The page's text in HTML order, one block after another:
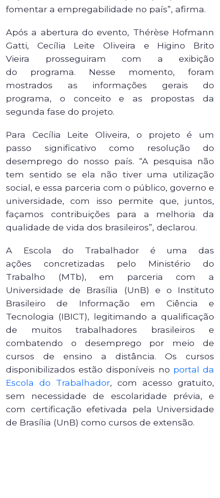
fomentar a empregabilidade no país”, afirma.
Após a abertura do evento, Thérèse Hofmann
Gatti, Cecília Leite Oliveira e Higino Brito
Vieira prosseguiram com a exibição
do programa. Nesse momento, foram
mostrados as informações gerais do
programa, o conceito e as propostas da
segunda fase do projeto.
Para Cecília Leite Oliveira, o projeto é um
passo significativo como resolução do
desemprego do nosso país. “A pesquisa não
tem sentido se ela não tiver uma utilização
social, e essa parceria com o público, governo e
universidade, com isso permite que, juntos,
façamos contribuições para a melhoria da
qualidade de vida dos brasileiros”, declarou.
A Escola do Trabalhador é uma das
ações concretizadas pelo Ministério do
Trabalho (MTb), em parceria com a
Universidade de Brasília (UnB) e o Instituto
Brasileiro de Informação em Ciência e
Tecnologia (IBICT), legitimando a qualificação
de muitos trabalhadores brasileiros e
combatendo o desemprego por meio de
cursos de ensino a distância. Os cursos
disponibilizados estão disponíveis no portal da
Escola do Trabalhador, com acesso gratuito,
sem necessidade de escolaridade prévia, e
com certificação efetivada pela Universidade
de Brasília (UnB) como cursos de extensão.